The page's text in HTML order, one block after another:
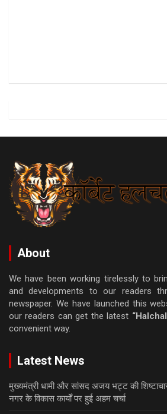
About
We have been working tirelessly to
and developments to our readers
newspaper. We have launched this
our readers can get the latest
convenient way.
Latest News
मुख्यमंत्री धामी और सांसद अजय भट्ट की
नगर के विकास कार्यों पर हुई अहम चर्चा